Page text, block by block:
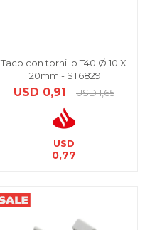
Taco con tornillo T40 Ø 10 X
120mm - ST6829
USD 0,91 USD 1,65
USD
0,77